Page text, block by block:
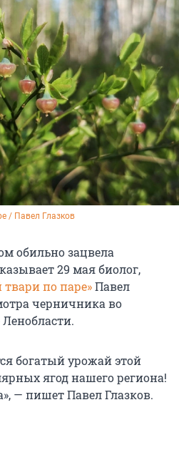
/ Павел Глазков
обильно зацвела
29 мая биолог,
по паре»Павел
черничника во
богатый урожай этой
ягод нашего региона!
— пишет Павел Глазков.